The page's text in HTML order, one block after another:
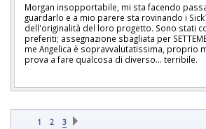
Morgan insopportabile, mi sta facendo
guardarlo e a mio parere sta rovinando i
dell'originalità del loro progetto. Sono stati
preferiti; assegnazione sbagliata per
me Angelica è sopravvalutatissima, proprio
prova a fare qualcosa di diverso... terribile.
1 2 3